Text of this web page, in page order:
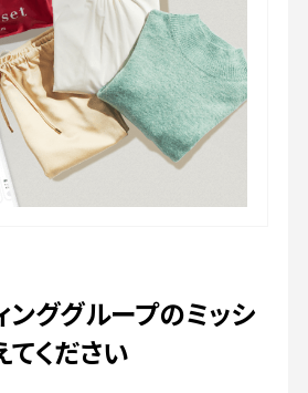
ンググループのミッシ
てください